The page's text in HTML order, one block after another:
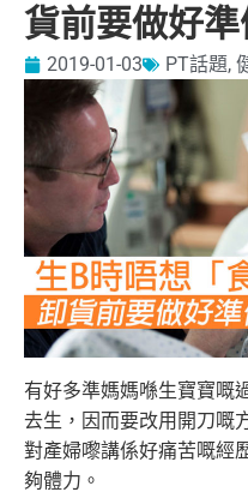
貨前要做好準
2019-01-03 PT話題,
有好多準媽媽喺生寶寶嘅
去生，因而要改用開刀嘅
對產婦嚟講係好痛苦嘅經
夠體力。